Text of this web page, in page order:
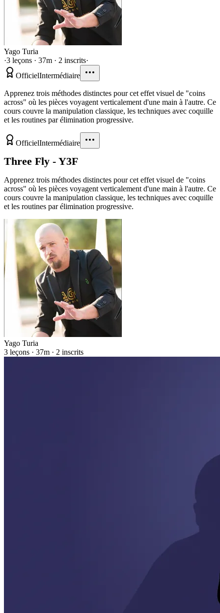
Yago Turia
·3 leçons · 37m · 2 inscrits·
OfficielIntermédiaire
Apprenez trois méthodes distinctes pour cet effet visuel de "coins
across" où les pièces voyagent verticalement d'une main à l'autre. Ce
cours couvre la manipulation classique, les techniques avec coquille
et les routines par élimination progressive.
OfficielIntermédiaire
Three Fly - Y3F
Apprenez trois méthodes distinctes pour cet effet visuel de "coins
across" où les pièces voyagent verticalement d'une main à l'autre. Ce
cours couvre la manipulation classique, les techniques avec coquille
et les routines par élimination progressive.
Yago Turia
3 leçons · 37m · 2 inscrits